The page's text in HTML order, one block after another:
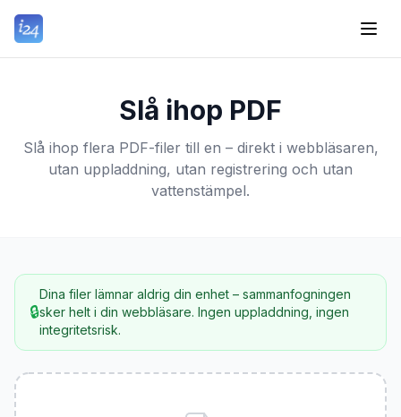
Slå ihop PDF
Slå ihop flera PDF-filer till en – direkt i webbläsaren,
utan uppladdning, utan registrering och utan
vattenstämpel.
🔒
Dina filer lämnar aldrig din enhet – sammanfogningen
sker helt i din webbläsare. Ingen uppladdning, ingen
integritetsrisk.